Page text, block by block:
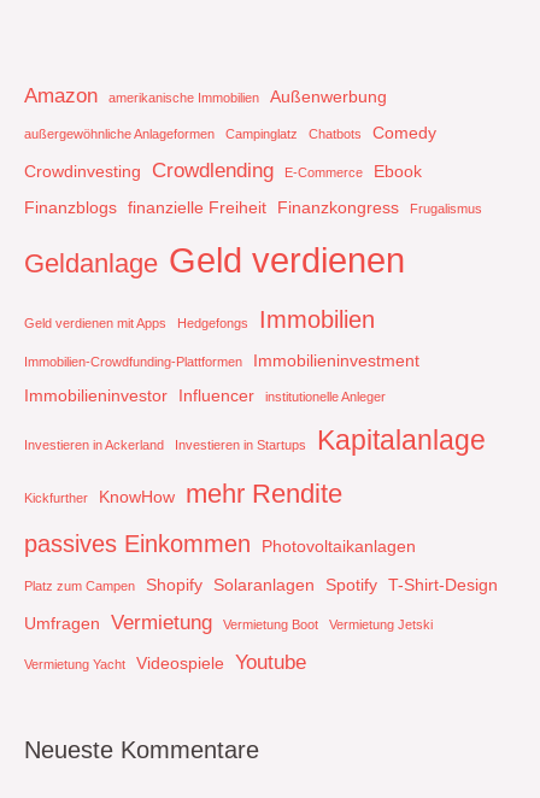
Amazon amerikanische Immobilien Außenwerbung
außergewöhnliche Anlageformen Campinglatz Chatbots
Comedy
Crowdinvesting
Crowdlending E-Commerce
Ebook
Finanzblogs finanzielle Freiheit Finanzkongress Frugalismus
Geldanlage Geld verdienen
Geld verdienen mit Apps Hedgefongs Immobilien
Immobilien-Crowdfunding-Plattformen
Immobilieninvestment
Immobilieninvestor
Influencer institutionelle Anleger
Investieren in Ackerland Investieren in Startups Kapitalanlage
Kickfurther KnowHow mehr Rendite
passives Einkommen Photovoltaikanlagen
Platz zum Campen Shopify Solaranlagen Spotify T-Shirt-Design
Umfragen
Vermietung Vermietung Boot Vermietung Jetski
Vermietung Yacht Videospiele Youtube
Neueste Kommentare